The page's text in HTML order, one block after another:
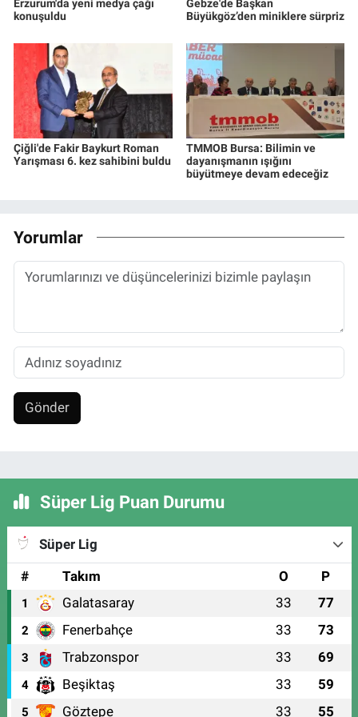
Erzurum'da yeni medya çağı
konuşuldu
Gebze'de Başkan
Büyükgöz’den miniklere sürpriz
Çiğli'de Fakir Baykurt Roman
Yarışması 6. kez sahibini buldu
TMMOB Bursa: Bilimin ve
dayanışmanın ışığını
büyütmeye devam edeceğiz
Yorumlar
Gönder
Süper Lig Puan Durumu
Süper Lig
#
Takım O P
1 Galatasaray 33 77
2 Fenerbahçe 33 73
3 Trabzonspor 33 69
4 Beşiktaş 33 59
5 Göztepe 33 55